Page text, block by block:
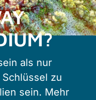
als nur
zu
sein. Mehr